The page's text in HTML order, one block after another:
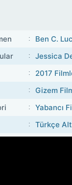
Ben C.
Jessica
2017
Gizem
Yabancı
Türkçe